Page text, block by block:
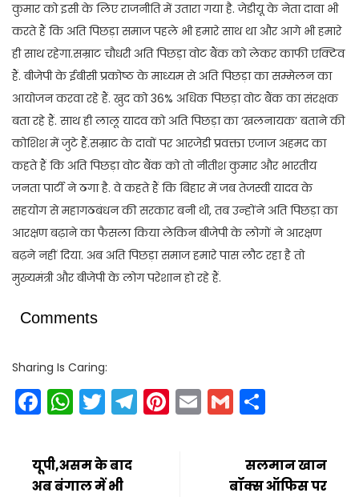
कुमार को इसी के लिए राजनीति में उतारा गया है. जेडीयू के नेता दावा भी
करते हैं कि अति पिछड़ा समाज पहले भी हमारे साथ था और आगे भी हमारे
ही साथ रहेगा.सम्राट चौधरी अति पिछड़ा वोट बैंक को लेकर काफी एक्टिव
हैं. बीजेपी के ईबीसी प्रकोष्ठ के माध्यम से अति पिछड़ा का सम्मेलन का
आयोजन करवा रहे हैं. खुद को 36% अधिक पिछड़ा वोट बैंक का संरक्षक
बता रहे हैं. साथ ही लालू यादव को अति पिछड़ा का ‘खलनायक’ बताने की
कोशिश में जुटे हैं.सम्राट के दावों पर आरजेडी प्रवक्ता एजाज अहमद का
कहते हैं कि अति पिछड़ा वोट बैंक को तो नीतीश कुमार और भारतीय
जनता पार्टी ने ठगा है. वे कहते हैं कि बिहार में जब तेजस्वी यादव के
सहयोग से महागठबंधन की सरकार बनी थी, तब उन्होंने अति पिछड़ा का
आरक्षण बढ़ाने का फैसला किया लेकिन बीजेपी के लोगों ने आरक्षण
बढ़ने नहीं दिया. अब अति पिछड़ा समाज हमारे पास लौट रहा है तो
मुख्यमंत्री और बीजेपी के लोग परेशान हो रहे हैं.
Comments
Sharing Is Caring:
Facebook
WhatsApp
Twitter
Telegram
Pinterest
EmailGmail
यूपी,असम के बाद
अब बंगाल में भी
सलमान खान
बॉक्स ऑफिस पर